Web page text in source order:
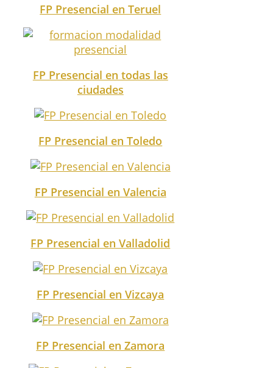
FP Presencial en Teruel
FP Presencial en todas las
ciudades
FP Presencial en Toledo
FP Presencial en Valencia
FP Presencial en Valladolid
FP Presencial en Vizcaya
FP Presencial en Zamora